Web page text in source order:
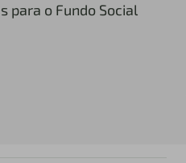
para o Fundo Social